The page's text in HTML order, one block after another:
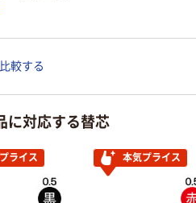
較する
に対応する替芯
ライス 本気プライス